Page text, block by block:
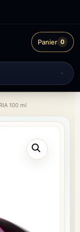
Panier 0
100 ml